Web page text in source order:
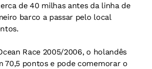
de 40 milhas antes da linha de
barco a passar pelo local
Race 2005/2006, o holandês
70,5 pontos e pode comemorar o